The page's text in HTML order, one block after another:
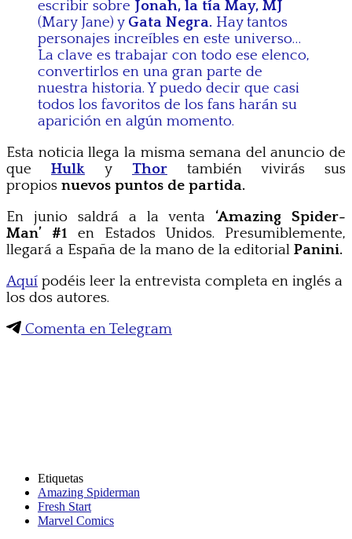
escribir sobre Jonah, la tía May, MJ
(Mary Jane) y Gata Negra. Hay tantos
personajes increíbles en este universo…
La clave es trabajar con todo ese elenco,
convertirlos en una gran parte de
nuestra historia. Y puedo decir que casi
todos los favoritos de los fans harán su
aparición en algún momento.
Esta noticia llega la misma semana del anuncio de
que Hulk y Thor también vivirás sus
propios nuevos puntos de partida.
En junio saldrá a la venta ‘Amazing Spider-
Man’ #1 en Estados Unidos. Presumiblemente,
llegará a España de la mano de la editorial Panini.
Aquí podéis leer la entrevista completa en inglés a
los dos autores.
Comenta en Telegram
Etiquetas
Amazing Spiderman
Fresh Start
Marvel Comics